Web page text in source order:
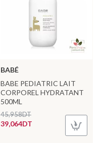
BABÉ
BABE PEDIATRIC LAIT
CORPOREL HYDRATANT
500ML
39,064DT
45,958DT